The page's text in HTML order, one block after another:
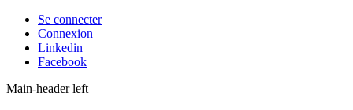
Se connecter
Connexion
Linkedin
Facebook
Main-header left